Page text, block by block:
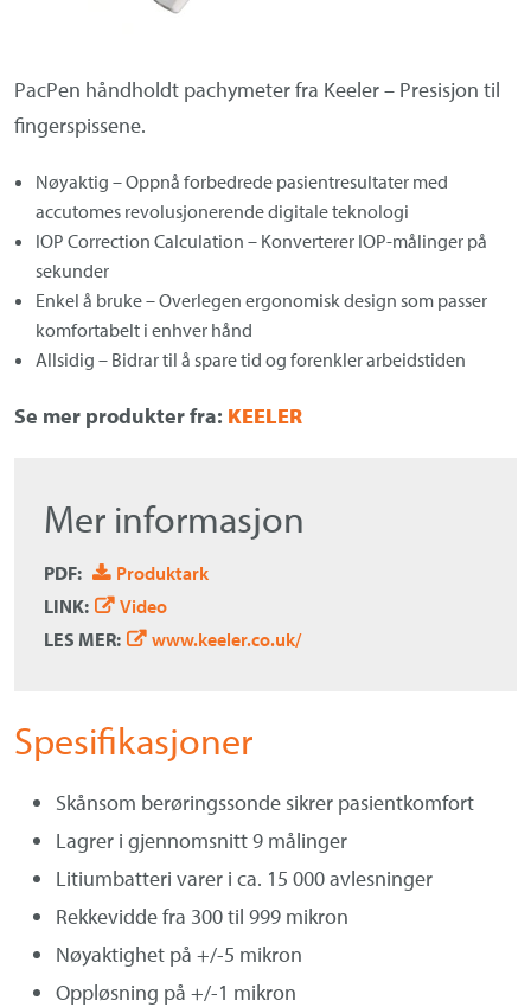
Leverandører
PacPen håndholdt pachymeter fra Keeler – Presisjon til
fingerspissene.
Nøyaktig – Oppnå forbedrede pasientresultater med
accutomes revolusjonerende digitale teknologi
IOP Correction Calculation – Konverterer IOP-målinger på
sekunder
Enkel å bruke – Overlegen ergonomisk design som passer
komfortabelt i enhver hånd
Allsidig – Bidrar til å spare tid og forenkler arbeidstiden
Se mer produkter fra: KEELER
Mer informasjon
PDF:
Produktark
LINK:
Video
LES MER:
www.keeler.co.uk/
Spesifikasjoner
Skånsom berøringssonde sikrer pasientkomfort
Lagrer i gjennomsnitt 9 målinger
Litiumbatteri varer i ca. 15 000 avlesninger
Rekkevidde fra 300 til 999 mikron
Nøyaktighet på +/-5 mikron
Oppløsning på +/-1 mikron